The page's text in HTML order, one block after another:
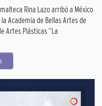
Rina Lazo arribó a México
Academia de Bellas Artes de
Artes Plásticas “La